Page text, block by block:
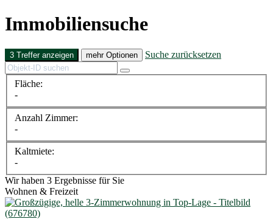
Immobiliensuche
3 Treffer anzeigen mehr Optionen Suche zurücksetzen
Fläche:
-
Anzahl Zimmer:
-
Kaltmiete:
-
Wir haben 3 Ergebnisse für Sie
Wohnen & Freizeit